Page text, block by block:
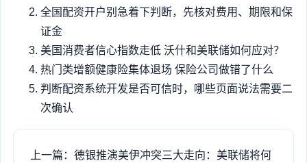
全国配资开户别急着下判断，先核对费用、期限和保
证金
美国消费者信心指数走低 沃什和美联储如何应对？
热门类增额健康险集体退场 保险公司做错了什么
判断配资系统开发是否可信时，哪些页面说法需要二
次确认
上一篇：德银推演美伊冲突三大走向：美联储将何